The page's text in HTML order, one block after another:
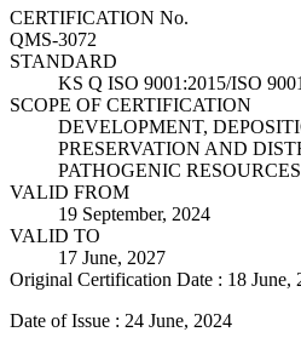
CERTIFICATION No.
QMS-3072
STANDARD
KS Q ISO 9001:2015/ISO
SCOPE OF CERTIFICATION
DEVELOPMENT,
PRESERVATION AND
PATHOGENIC RESOURCES
VALID FROM
19 September, 2024
VALID TO
17 June, 2027
Original Certification Date : 18 June,
Date of Issue : 24 June, 2024